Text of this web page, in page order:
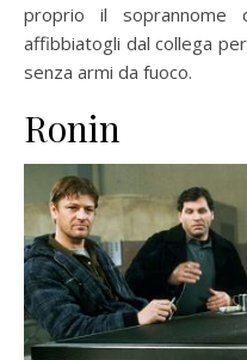
proprio il soprannome
affibbiatogli dal collega
senza armi da fuoco.
Ronin